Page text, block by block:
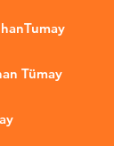
Tümay